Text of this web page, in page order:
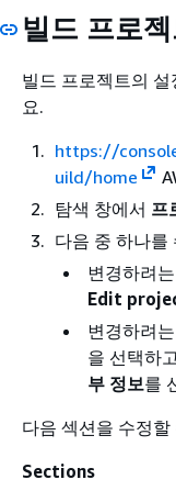
빌드 프로
빌드 프로젝트의
요.
https://
uild/home
탐색 창에서 프
다음 중 하나를
변경하려
Edit
변경하려
을 선택하고
부 정보를
다음 섹션을 수정할
Sections